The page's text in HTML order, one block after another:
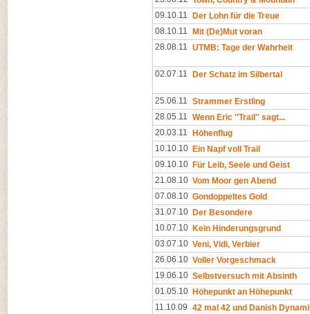
09.10.11
Der Lohn für die Treue
08.10.11
Mit (De)Mut voran
28.08.11 UTMB: Tage der Wahrheit
02.07.11 Der Schatz im Silbertal
25.06.11 Strammer Erstling
28.05.11 Wenn Eric ''Trail'' sagt...
20.03.11
Höhenflug
10.10.10 Ein Napf voll Trail
09.10.10 Für Leib, Seele und Geist
21.08.10 Vom Moor gen Abend
07.08.10 Gondoppeltes Gold
31.07.10 Der Besondere
10.07.10 Kein Hinderungsgrund
03.07.10 Veni, Vidi, Verbier
26.06.10 Voller Vorgeschmack
19.06.10 Selbstversuch mit Absinth
01.05.10 Höhepunkt an Höhepunkt
11.10.09 42 mal 42 und Danish